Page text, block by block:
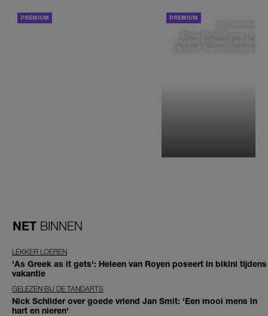
DE STAD VAN
Elske DeWall over
muziek en haar favoriete
de stad: 'Een stad die
NET BINNEN
LEKKER LOEREN
'As Greek as it gets': Heleen van Royen poseert in bikini tijdens
vakantie
GELEZEN BIJ DE TANDARTS
Nick Schilder over goede vriend Jan Smit: 'Een mooi mens in
hart en nieren'